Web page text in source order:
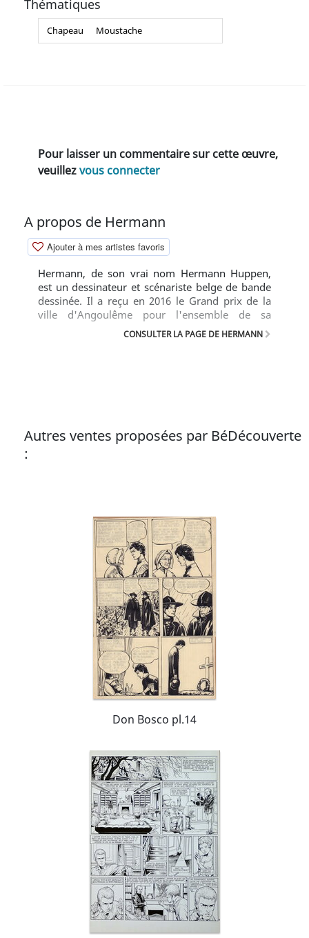
Thématiques
Chapeau Moustache
Pour laisser un commentaire sur cette œuvre,
veuillezvous connecter
A propos de Hermann
Ajouter à mes artistes favoris
Hermann, de son vrai nom Hermann Huppen,
est un dessinateur et scénariste belge de bande
dessinée. Il a reçu en 2016 le Grand prix de la
ville d'Angoulême pour l'ensemble de sa
CONSULTER LA PAGE DE HERMANN
Autres ventes proposées par BéDécouverte
:
Don Bosco pl.14